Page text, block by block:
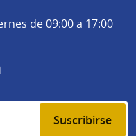
de 09:00 a 17:00
Suscribirse